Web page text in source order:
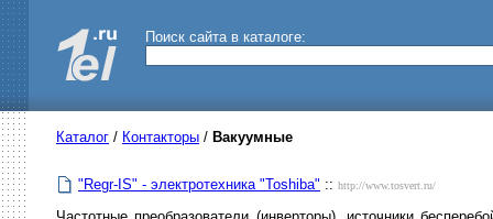
Поиск сайта в каталоге:
Каталог / Контакторы / Вакуумные
"Regr-IS" - электротехника "Toshiba" :: http://www.tosvert.ru/